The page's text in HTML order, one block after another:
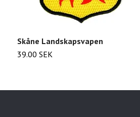
Skåne Landskapsvapen
39.00 SEK